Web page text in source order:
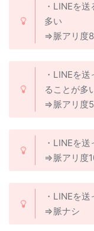
・LINEを
多い
⇒脈アリ度
・LINEを
ることが多
⇒脈アリ度
・LINEを
⇒脈アリ度
・LINEを
⇒脈ナシ